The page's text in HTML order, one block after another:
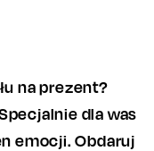
na prezent?
dla was
emocji. Obdaruj